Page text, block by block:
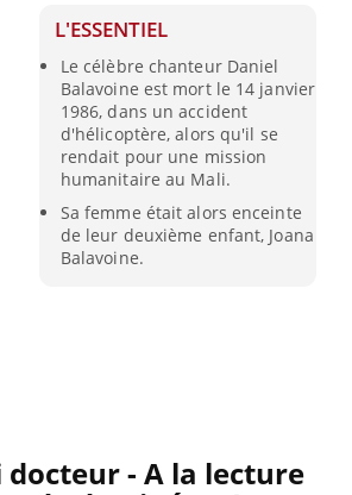
L'ESSENTIEL
Le célèbre chanteur Daniel
Balavoine est mort le 14 janvier
1986, dans un accident
d'hélicoptère, alors qu'il se
rendait pour une mission
humanitaire au Mali.
Sa femme était alors enceinte
de leur deuxième enfant, Joana
Balavoine.
docteur - A la lecture